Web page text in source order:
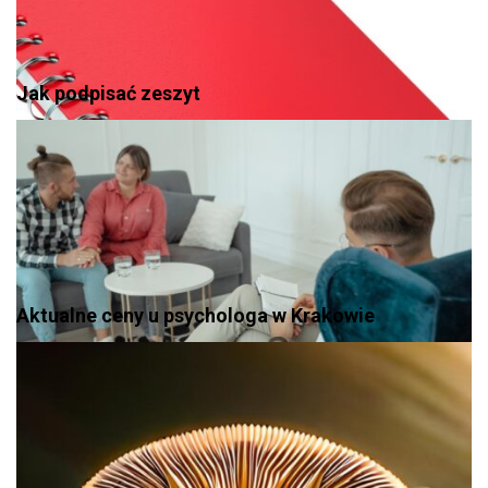
Jak podpisać zeszyt
Aktualne ceny u psychologa w Krakowie